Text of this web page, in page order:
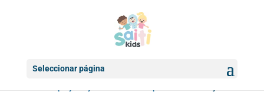
Seleccionar página